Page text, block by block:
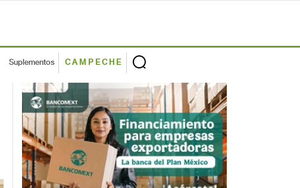
Suplementos CAMPECHE